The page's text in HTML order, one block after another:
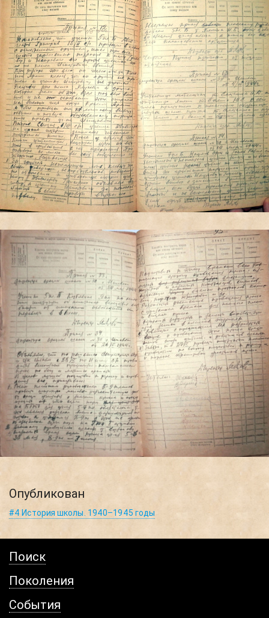
Опубликован
#4 История школы. 1940–1945 годы
Поиск
Поколения
События